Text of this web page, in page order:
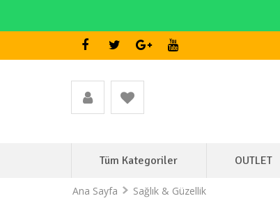
Tüm Kategoriler OUTLET
Ana Sayfa Sağlık & Güzellik